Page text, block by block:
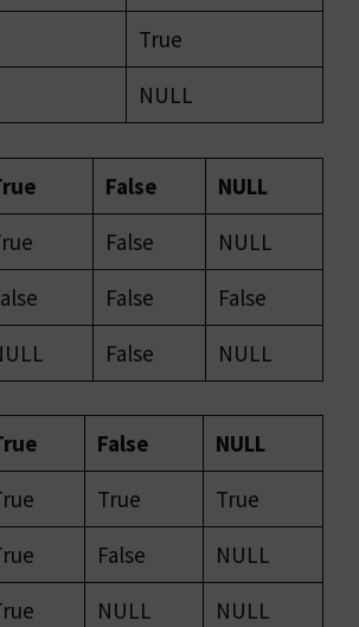
True
NULL
False
NULL
False
NULL
False
False
False NULL
False
NULL
True
True
False
NULL
NULL NULL